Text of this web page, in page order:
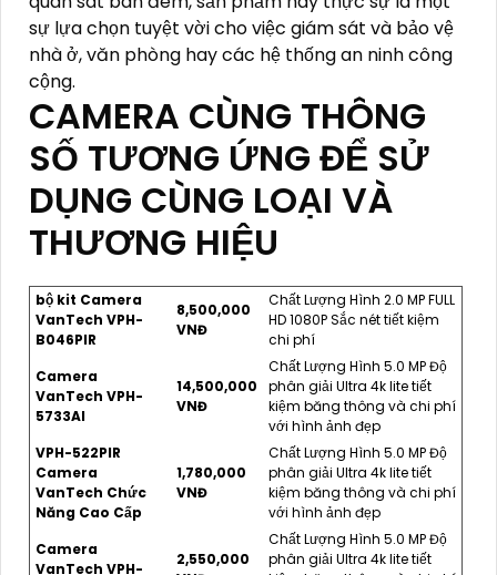
sự lựa chọn tuyệt vời cho việc giám sát và bảo vệ
nhà ở, văn phòng hay các hệ thống an ninh công
cộng.
CAMERA CÙNG THÔNG
SỐ TƯƠNG ỨNG ĐỂ SỬ
DỤNG CÙNG LOẠI VÀ
THƯƠNG HIỆU
bộ kit Camera
VanTech VPH-
B046PIR
8,500,000
VNĐ
Chất Lượng Hình 2.0 MP FULL
HD 1080P Sắc nét tiết kiệm
chi phí
Camera
VanTech VPH-
5733AI
14,500,000
VNĐ
Chất Lượng Hình 5.0 MP Độ
phân giải Ultra 4k lite tiết
kiệm băng thông và chi phí
với hình ảnh đẹp
VPH-522PIR
Camera
VanTech Chức
Năng Cao Cấp
1,780,000
VNĐ
Chất Lượng Hình 5.0 MP Độ
phân giải Ultra 4k lite tiết
kiệm băng thông và chi phí
với hình ảnh đẹp
Camera
VanTech VPH-
2,550,000
Chất Lượng Hình 5.0 MP Độ
phân giải Ultra 4k lite tiết